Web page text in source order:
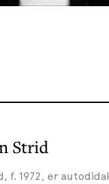
Strid
f. 1972, er